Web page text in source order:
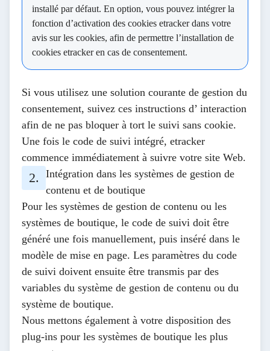
installé par défaut. En option, vous pouvez intégrer la
fonction d’activation des cookies etrackerdans votre
avis sur les cookies, afin de permettre l’installation de
cookies etracker en cas de consentement.
Si vous utilisez une solution courante de gestion du
consentement, suivez ces instructions d’ interaction
afin de ne pas bloquer à tort le suivi sans cookie.
Une fois le code de suivi intégré, etracker
commence immédiatement à suivre votre site Web.
Intégration dans les systèmes de gestion de
contenu et de boutique
Pour les systèmes de gestion de contenu ou les
systèmes de boutique, le code de suivi doit être
généré une fois manuellement, puis inséré dans le
modèle de mise en page. Les paramètres du code
de suivi doivent ensuite être transmis par des
variables du système de gestion de contenu ou du
système de boutique.
Nous mettons également à votre disposition des
plug-ins pour les systèmes de boutique les plus